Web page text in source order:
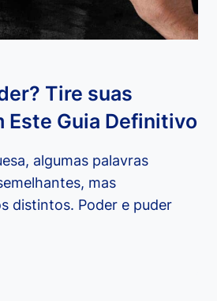
Tire suas
Este Guia Definitivo
algumas palavras
mas
distintos. Poder e puder